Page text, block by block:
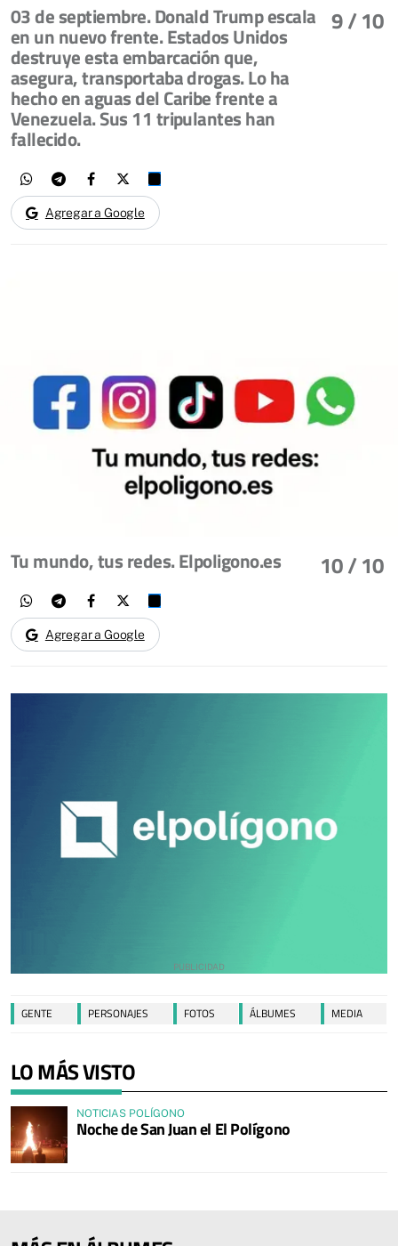
9/ 10
03 de septiembre. Donald Trump escala
en un nuevo frente. Estados Unidos
destruye esta embarcación que,
asegura, transportaba drogas. Lo ha
hecho en aguas del Caribe frente a
Venezuela. Sus 11 tripulantes han
fallecido.
Agregar a Google
10/ 10
Tu mundo, tus redes. Elpoligono.es
Agregar a Google
GENTE PERSONAJES FOTOS ÁLBUMES MEDIA
LO MÁS VISTO
NOTICIAS POLÍGONO
Noche de San Juan el El Polígono